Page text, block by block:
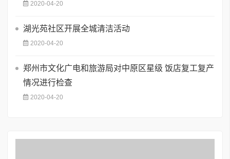
2020-04-20
湖光苑社区开展全城清洁活动
2020-04-20
郑州市文化广电和旅游局对中原区星级 饭店复工复产
情况进行检查
2020-04-20